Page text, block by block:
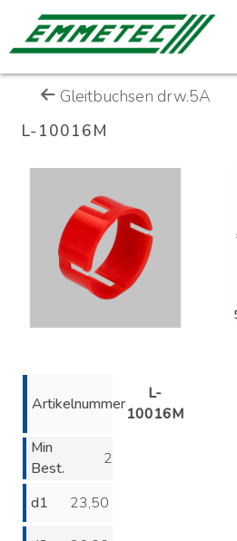
Gleitbuchsen drw.5A
L-10016M
Artikelnummer
L-
10016M
Min
Best.
2
d1 23,50